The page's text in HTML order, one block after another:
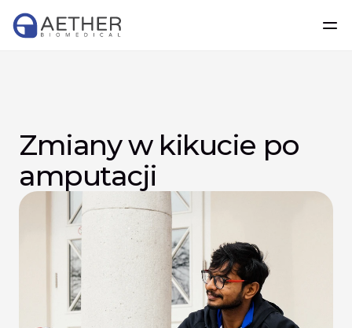
Zmiany w kikucie po
amputacji